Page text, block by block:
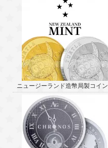
ニュージーランド造幣局製コイン